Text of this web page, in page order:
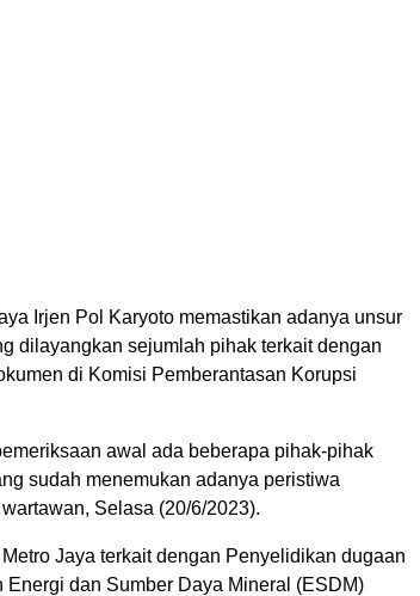
Irjen Pol Karyoto memastikan adanya unsur
dilayangkan sejumlah pihak terkait dengan
di Komisi Pemberantasan Korupsi
awal ada beberapa pihak-pihak
sudah menemukan adanya peristiwa
Selasa (20/6/2023).
Jaya terkait dengan Penyelidikan dugaan
Energi dan Sumber Daya Mineral (ESDM)